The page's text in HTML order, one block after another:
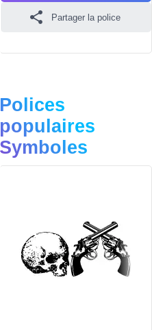
Partager la police
Polices
populaires
Symboles